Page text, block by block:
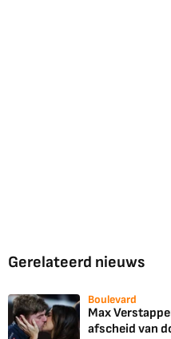
Gerelateerd nieuws
Boulevard
Max
afscheid van